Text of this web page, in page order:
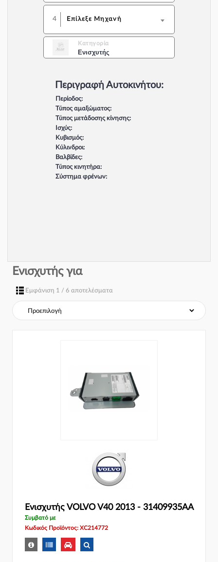
4 Επίλεξε Μηχανή
Κατηγορία
Ενισχυτής
Περιγραφή Αυτοκινήτου:
Περίοδος:
Τύπος αμαξώματος:
Τύπος μετάδοσης κίνησης:
Ισχύς:
Κυβισμός:
Κύλινδροι:
Βαλβίδες:
Τύπος κινητήρα:
Σύστημα φρένων:
Ενισχυτής για
Εμφάνιση 1 / 6 αποτελέσματα
Ενισχυτής VOLVO V40 2013 - 31409935AA
Συμβατό με
Κωδικός Προϊόντος: XC214772